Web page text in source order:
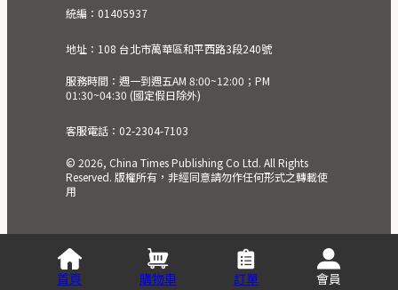
統編：01405937
地址：108 台北市萬華區和平西路3段240號
服務時間：週一到週五AM 8:00~12:00；PM
01:30~04:30 (國定假日除外)
客服電話：02-2304-7103
© 2026, China Times Publishing Co Ltd. All Rights
Reserved. 版權所有，非經同意請勿作任何形式之轉載使
用
首頁 購物車 訂單 會員